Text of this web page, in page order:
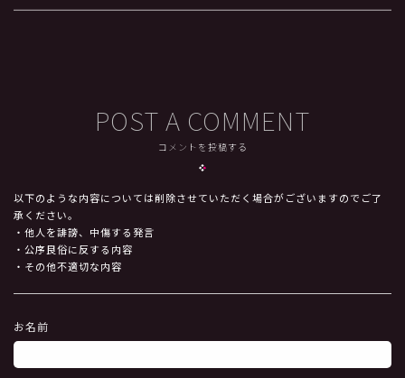
POST A COMMENT
コメントを投稿する
以下のような内容については削除させていただく場合がございますのでご了
承ください。
・他人を誹謗、中傷する発言
・公序良俗に反する内容
・その他不適切な内容
お名前